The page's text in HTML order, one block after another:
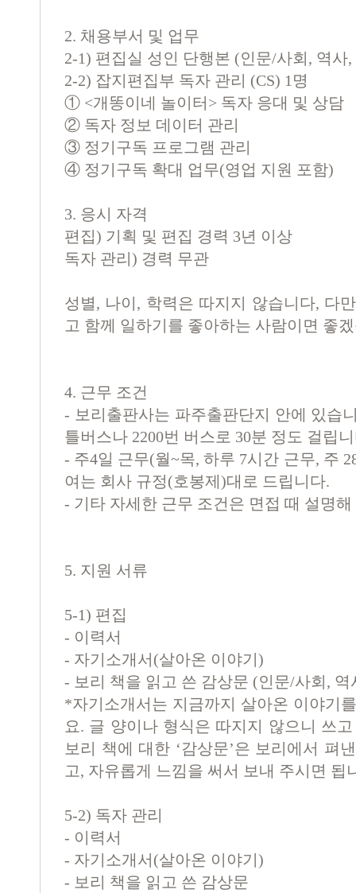
2. 채용부서 및 업무
2-1) 편집실 성인 단행본 (인문/사회, 역사
2-2) 잡지편집부 독자 관리 (CS) 1명
① <개똥이네 놀이터 > 독자 응대 및 상담
② 독자 정보 데이터 관리
③ 정기구독 프로그램 관리
④ 정기구독 확대 업무(영업 지원 포함)
3. 응시 자격
편집) 기획 및 편집 경력 3년 이상
독자 관리) 경력 무관
성별, 나이, 학력은 따지지 않습니다, 다
고 함께 일하기를 좋아하는 사람이면 좋
4. 근무 조건
- 보리출판사는 파주출판단지 안에 있습
틀버스나 2200번 버스로 30분 정도 걸립
- 주4일 근무(월~목, 하루 7시간 근무, 주
여는 회사 규정(호봉제)대로 드립니다.
- 기타 자세한 근무 조건은 면접 때 설명
5. 지원 서류
5-1) 편집
- 이력서
- 자기소개서(살아온 이야기)
- 보리 책을 읽고 쓴 감상문 (인문/사회,
*자기소개서는 지금까지 살아온 이야기
요. 글 양이나 형식은 따지지 않으니 쓰
보리 책에 대한 ‘감상문’은 보리에서 펴
고, 자유롭게 느낌을 써서 보내 주시면 됩
5-2) 독자 관리
- 이력서
- 자기소개서 (살아온 이야기 )
- 보리 책을 읽고 쓴 감상문